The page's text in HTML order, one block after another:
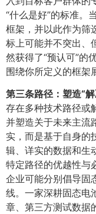
“什么是好”的标准。
框架，并以此作为筛
标上可能并不突出、
然获得了“预认可”的
围绕你所定义的框架
第三条路径：塑造“
存在多种技术路径或
并塑造关于未来主流
实，而是基于自身的
辑、详实的数据和生
特定路径的优越性与
企业可能分别倡导固
线。一家深耕固态电
章、第三方测试数据